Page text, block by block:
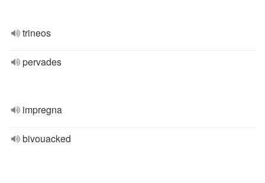
trineos
pervades
impregna
bivouacked